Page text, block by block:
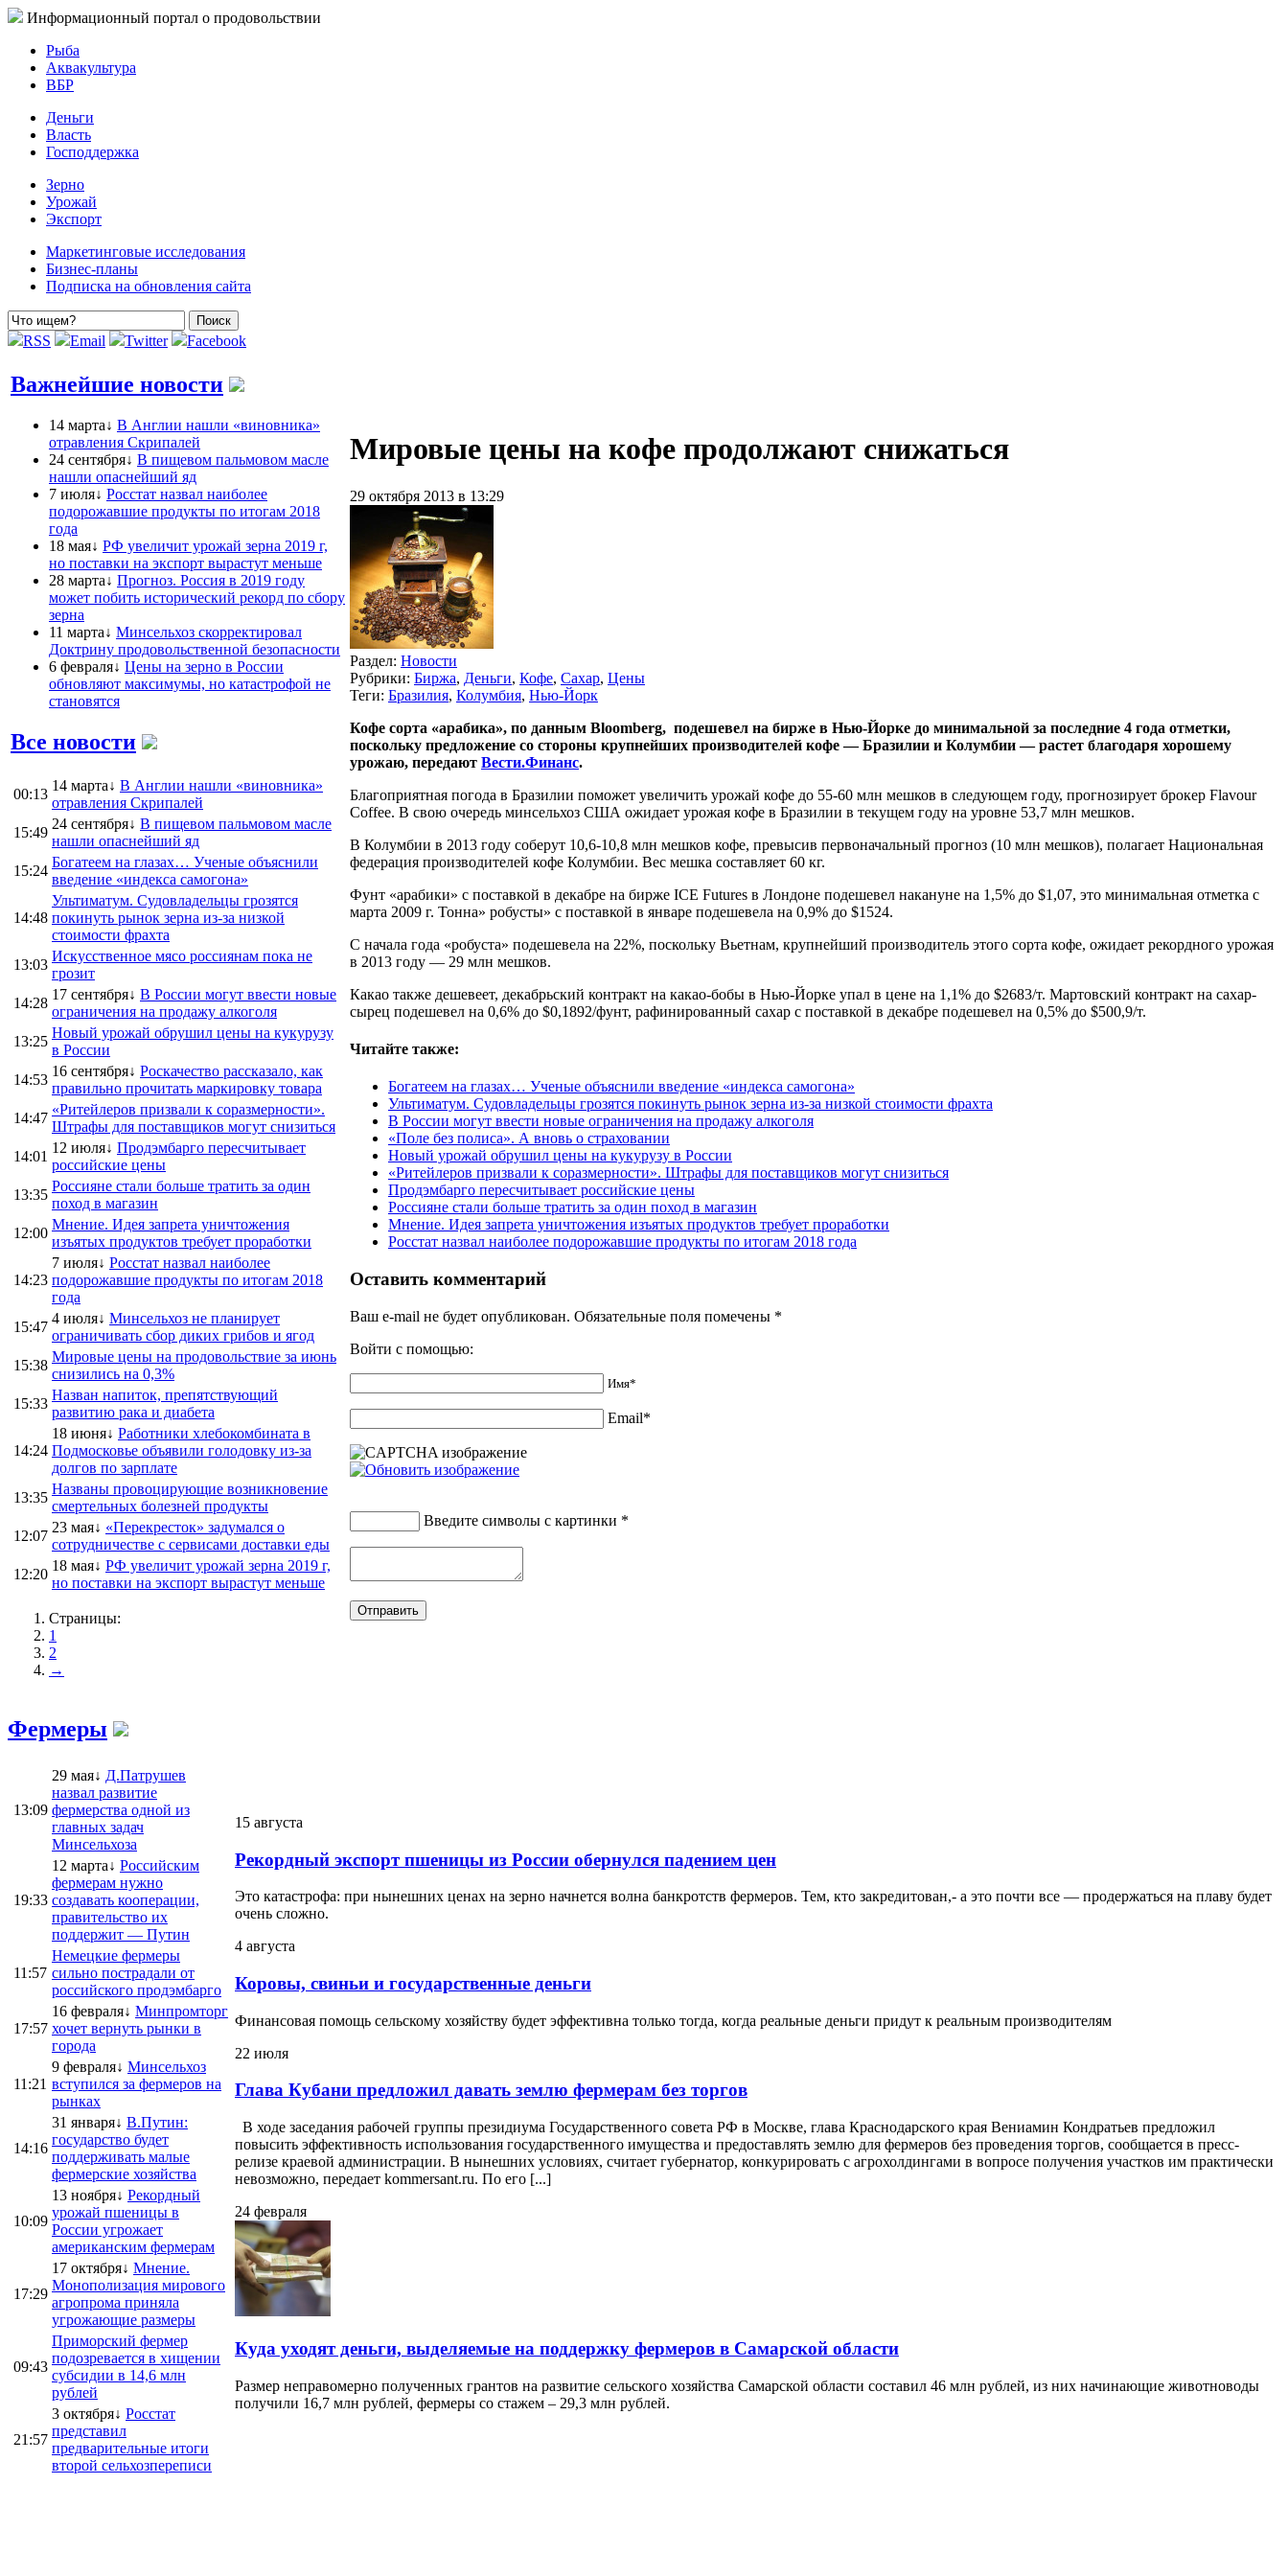
Информационный портал о продовольствии
Рыба
Аквакультура
ВБР
Деньги
Власть
Господдержка
Зерно
Урожай
Экспорт
Маркетинговые исследования
Бизнес-планы
Подписка на обновления сайта
RSS Email Twitter Facebook
Важнейшие новости
14 марта↓ В Англии нашли «виновника»
отравления Скрипалей
24 сентября↓ В пищевом пальмовом масле
нашли опаснейший яд
7 июля↓ Росстат назвал наиболее
подорожавшие продукты по итогам 2018
года
18 мая↓ РФ увеличит урожай зерна 2019 г,
но поставки на экспорт вырастут меньше
28 марта↓ Прогноз. Россия в 2019 году
может побить исторический рекорд по сбору
зерна
11 марта↓ Минсельхоз скорректировал
Доктрину продовольственной безопасности
6 февраля↓ Цены на зерно в России
обновляют максимумы, но катастрофой не
становятся
Все новости
00:13
14 марта↓ В Англии нашли «виновника»
отравления Скрипалей
15:49
24 сентября↓ В пищевом пальмовом масле
нашли опаснейший яд
15:24
Богатеем на глазах… Ученые объяснили
введение «индекса самогона»
14:48
Ультиматум. Судовладельцы грозятся
покинуть рынок зерна из-за низкой
стоимости фрахта
13:03
Искусственное мясо россиянам пока не
грозит
14:28
17 сентября↓ В России могут ввести новые
ограничения на продажу алкоголя
13:25
Новый урожай обрушил цены на кукурузу
в России
14:53
16 сентября↓ Роскачество рассказало, как
правильно прочитать маркировку товара
14:47
«Ритейлеров призвали к соразмерности».
Штрафы для поставщиков могут снизиться
14:01
12 июля↓ Продэмбарго пересчитывает
российские цены
13:35
Россияне стали больше тратить за один
поход в магазин
12:00
Мнение. Идея запрета уничтожения
изъятых продуктов требует проработки
14:23
7 июля↓ Росстат назвал наиболее
подорожавшие продукты по итогам 2018
года
15:47
4 июля↓ Минсельхоз не планирует
ограничивать сбор диких грибов и ягод
15:38
Мировые цены на продовольствие за июнь
снизились на 0,3%
15:33
Назван напиток, препятствующий
развитию рака и диабета
14:24
18 июня↓ Работники хлебокомбината в
Подмосковье объявили голодовку из-за
долгов по зарплате
13:35
Названы провоцирующие возникновение
смертельных болезней продукты
12:07
23 мая↓ «Перекресток» задумался о
сотрудничестве с сервисами доставки еды
12:20
18 мая↓ РФ увеличит урожай зерна 2019 г,
но поставки на экспорт вырастут меньше
Страницы:
1
2
→
Мировые цены на кофе продолжают снижаться
29 октября 2013 в 13:29
Раздел: Новости
Рубрики: Биржа, Деньги, Кофе, Сахар, Цены
Теги: Бразилия, Колумбия, Нью-Йорк
Кофе сорта «арабика», по данным Bloomberg, подешевел на бирже в Нью-Йорке до минимальной за последние 4 года отметки,
поскольку предложение со стороны крупнейших производителей кофе — Бразилии и Колумбии — растет благодаря хорошему
урожаю, передают Вести.Финанс.
Благоприятная погода в Бразилии поможет увеличить урожай кофе до 55-60 млн мешков в следующем году, прогнозирует брокер Flavour
Coffee. В свою очередь минсельхоз США ожидает урожая кофе в Бразилии в текущем году на уровне 53,7 млн мешков.
В Колумбии в 2013 году соберут 10,6-10,8 млн мешков кофе, превысив первоначальный прогноз (10 млн мешков), полагает Национальная
федерация производителей кофе Колумбии. Вес мешка составляет 60 кг.
Фунт «арабики» с поставкой в декабре на бирже ICE Futures в Лондоне подешевел накануне на 1,5% до $1,07, это минимальная отметка с
марта 2009 г. Тонна» робусты» с поставкой в январе подешевела на 0,9% до $1524.
С начала года «робуста» подешевела на 22%, поскольку Вьетнам, крупнейший производитель этого сорта кофе, ожидает рекордного урожая
в 2013 году — 29 млн мешков.
Какао также дешевеет, декабрьский контракт на какао-бобы в Нью-Йорке упал в цене на 1,1% до $2683/т. Мартовский контракт на сахар-
сырец подешевел на 0,6% до $0,1892/фунт, рафинированный сахар с поставкой в декабре подешевел на 0,5% до $500,9/т.
Читайте также:
Богатеем на глазах… Ученые объяснили введение «индекса самогона»
Ультиматум. Судовладельцы грозятся покинуть рынок зерна из-за низкой стоимости фрахта
В России могут ввести новые ограничения на продажу алкоголя
«Поле без полиса». А вновь о страховании
Новый урожай обрушил цены на кукурузу в России
«Ритейлеров призвали к соразмерности». Штрафы для поставщиков могут снизиться
Продэмбарго пересчитывает российские цены
Россияне стали больше тратить за один поход в магазин
Мнение. Идея запрета уничтожения изъятых продуктов требует проработки
Росстат назвал наиболее подорожавшие продукты по итогам 2018 года
Оставить комментарий
Ваш e-mail не будет опубликован. Обязательные поля помечены *
Войти с помощью:
Имя*
Email*
Введите символы с картинки *
Фермеры
13:09
29 мая↓ Д.Патрушев
назвал развитие
фермерства одной из
главных задач
Минсельхоза
19:33
12 марта↓ Российским
фермерам нужно
создавать кооперации,
правительство их
поддержит — Путин
11:57
Немецкие фермеры
сильно пострадали от
российского продэмбарго
17:57
16 февраля↓ Минпромторг
хочет вернуть рынки в
города
11:21
9 февраля↓ Минсельхоз
вступился за фермеров на
рынках
14:16
31 января↓ В.Путин:
государство будет
поддерживать малые
фермерские хозяйства
10:09
13 ноября↓ Рекордный
урожай пшеницы в
России угрожает
американским фермерам
17:29
17 октября↓ Мнение.
Монополизация мирового
агропрома приняла
угрожающие размеры
09:43
Приморский фермер
подозревается в хищении
субсидии в 14,6 млн
рублей
21:57
3 октября↓ Росстат
представил
предварительные итоги
второй сельхозпереписи
15 августа
Рекордный экспорт пшеницы из России обернулся падением цен
Это катастрофа: при нынешних ценах на зерно начнется волна банкротств фермеров. Тем, кто закредитован,- а это почти все — продержаться на плаву будет
очень сложно.
4 августа
Коровы, свиньи и государственные деньги
Финансовая помощь сельскому хозяйству будет эффективна только тогда, когда реальные деньги придут к реальным производителям
22 июля
Глава Кубани предложил давать землю фермерам без торгов
В ходе заседания рабочей группы президиума Государственного совета РФ в Москве, глава Краснодарского края Вениамин Кондратьев предложил
повысить эффективность использования государственного имущества и предоставлять землю для фермеров без проведения торгов, сообщается в пресс-
релизе краевой администрации. В нынешних условиях, считает губернатор, конкурировать с агрохолдингами в вопросе получения участков им практически
невозможно, передает kommersant.ru. По его [...]
24 февраля
Куда уходят деньги, выделяемые на поддержку фермеров в Самарской области
Размер неправомерно полученных грантов на развитие сельского хозяйства Самарской области составил 46 млн рублей, из них начинающие животноводы
получили 16,7 млн рублей, фермеры со стажем – 29,3 млн рублей.